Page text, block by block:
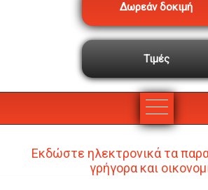
Δωρεάν δοκιμή
Τιμές
Εκδώστε ηλεκτρονικά τα
γρήγορα και